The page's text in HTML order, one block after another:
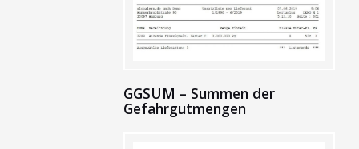
GGSUM – Summen der
Gefahrgutmengen